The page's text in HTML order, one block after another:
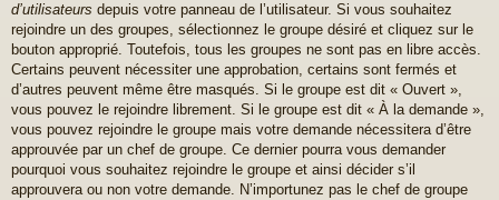
d’utilisateurs depuis votre panneau de l’utilisateur. Si vous souhaitez
rejoindre un des groupes, sélectionnez le groupe désiré et cliquez sur le
bouton approprié. Toutefois, tous les groupes ne sont pas en libre accès.
Certains peuvent nécessiter une approbation, certains sont fermés et
d’autres peuvent même être masqués. Si le groupe est dit « Ouvert »,
vous pouvez le rejoindre librement. Si le groupe est dit « À la demande »,
vous pouvez rejoindre le groupe mais votre demande nécessitera d’être
approuvée par un chef de groupe. Ce dernier pourra vous demander
pourquoi vous souhaitez rejoindre le groupe et ainsi décider s’il
approuvera ou non votre demande. N’importunez pas le chef de groupe